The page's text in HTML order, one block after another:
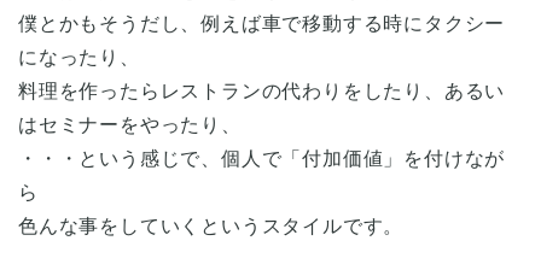
僕とかもそうだし、例えば車で移動する時にタクシー
になったり、
料理を作ったらレストランの代わりをしたり、あるい
はセミナーをやったり、
・・・という感じで、個人で「付加価値」を付けなが
ら
色んな事をしていくというスタイルです。